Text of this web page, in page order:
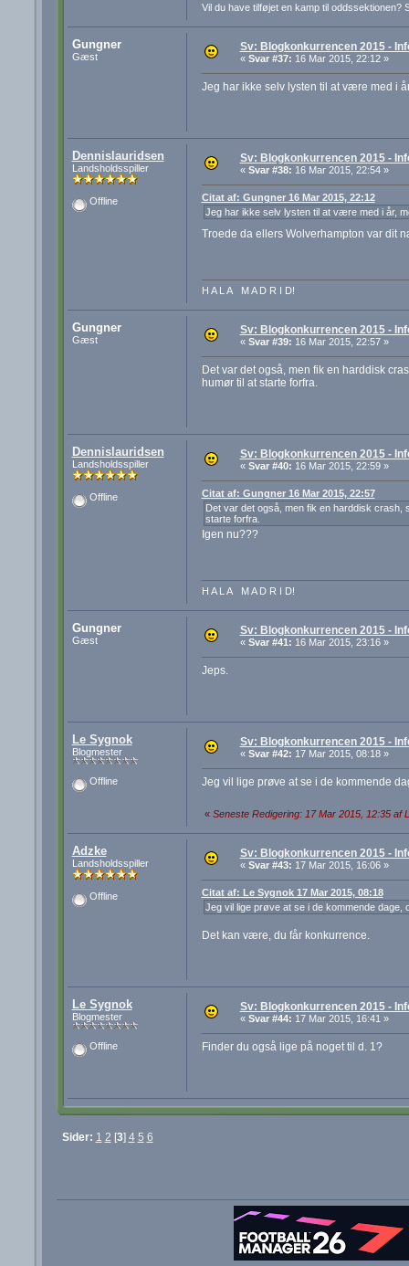
Vil du have tilføjet en kamp til oddssektionen?
Gungner
Gæst
Sv: Blogkonkurrencen 2015 -
« Svar #37: 16 Mar 2015, 22:12 »
Jeg har ikke selv lysten til at være med i
Dennislauridsen
Landsholdsspiller
Offline
Sv: Blogkonkurrencen 2015 -
« Svar #38: 16 Mar 2015, 22:54 »
Citat af: Gungner 16 Mar 2015, 22:12
Jeg har ikke selv lysten til at være med i år,
Troede da ellers Wolverhampton var dit
H A L A M A D R I D!
Gungner
Gæst
Sv: Blogkonkurrencen 2015 -
« Svar #39: 16 Mar 2015, 22:57 »
Det var det også, men fik en harddisk
humør til at starte forfra.
Dennislauridsen
Landsholdsspiller
Offline
Sv: Blogkonkurrencen 2015 -
« Svar #40: 16 Mar 2015, 22:59 »
Citat af: Gungner 16 Mar 2015, 22:57
Det var det også, men fik en harddisk crash,
starte forfra.
Igen nu???
H A L A M A D R I D!
Gungner
Gæst
Sv: Blogkonkurrencen 2015 -
« Svar #41: 16 Mar 2015, 23:16 »
Jeps.
Le Sygnok
Blogmester
Offline
Sv: Blogkonkurrencen 2015 -
« Svar #42: 17 Mar 2015, 08:18 »
Jeg vil lige prøve at se i de kommende
« Seneste Redigering: 17 Mar 2015, 12:35 af
Adzke
Landsholdsspiller
Offline
Sv: Blogkonkurrencen 2015 -
« Svar #43: 17 Mar 2015, 16:06 »
Citat af: Le Sygnok 17 Mar 2015, 08:18
Jeg vil lige prøve at se i de kommende dage,
Det kan være, du får konkurrence.
Le Sygnok
Blogmester
Offline
Sv: Blogkonkurrencen 2015 -
« Svar #44: 17 Mar 2015, 16:41 »
Finder du også lige på noget til d. 1?
Sider: 1 2 [3] 4 5 6